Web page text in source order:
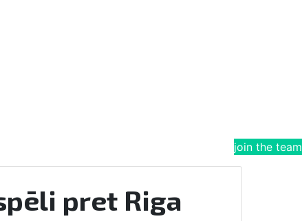
join the team
pret Riga